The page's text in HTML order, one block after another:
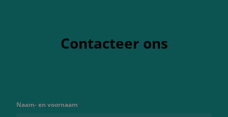
Contacteer ons
Naam- en voornaam